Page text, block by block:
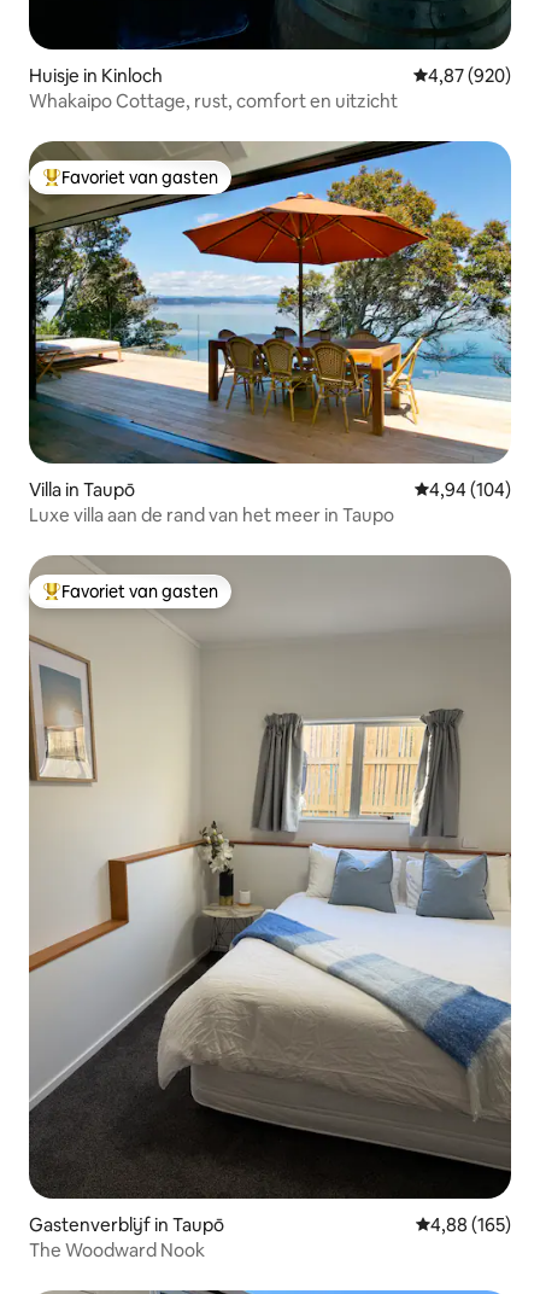
Huisje in Kinloch Gemiddelde
4,87 (920)
Whakaipo Cottage, rust, comfort en uitzicht
Topfavoriet van gasten
Favoriet van gasten
Villa in Taupō Gemiddelde
4,94 (104)
Luxe villa aan de rand van het meer in Taupo
Topfavoriet van gasten
Favoriet van gasten
Gastenverblijf in Taupō Gemiddelde
4,88 (165)
The Woodward Nook